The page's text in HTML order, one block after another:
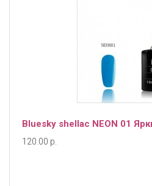
Bluesky shellac NEON 01
120.00 р.